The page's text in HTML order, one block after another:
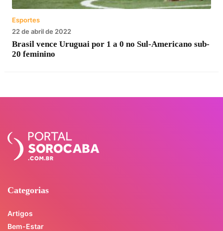
Esportes
22 de abril de 2022
Brasil vence Uruguai por 1 a 0 no Sul-Americano sub-
20 feminino
Categorias
Artigos
Bem-Estar